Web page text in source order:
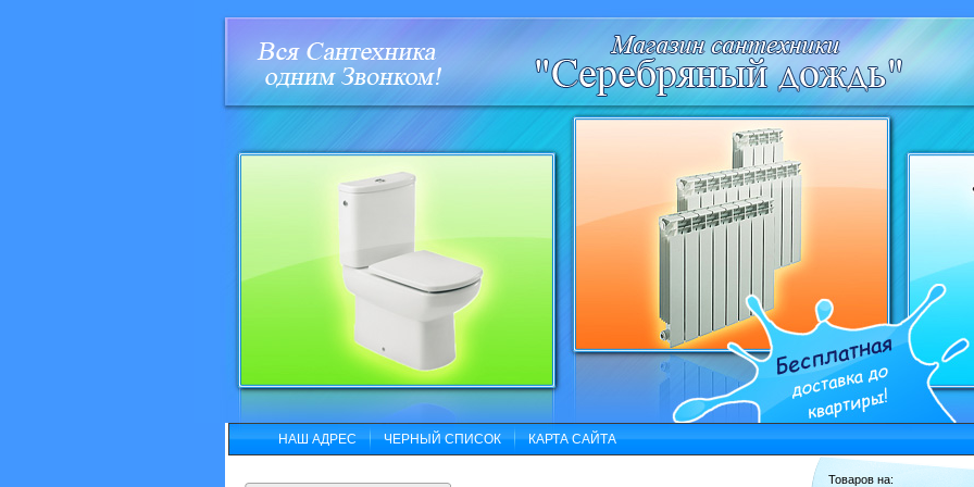
НАШ АДРЕС ЧЕРНЫЙ СПИСОК КАРТА САЙТА
Товаров на: